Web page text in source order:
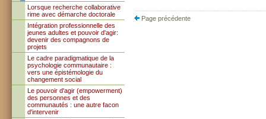
Lorsque recherche collaborative
rime avec démarche doctorale
Intégration professionnelle des
jeunes adultes et pouvoir d'agir:
devenir des compagnons de
projets
Le cadre paradigmatique de la
psychologie communautaire :
vers une épistémologie du
changement social
Le pouvoir d'agir (empowerment)
des personnes et des
communautés : une autre facon
d'intervenir
Page précédente